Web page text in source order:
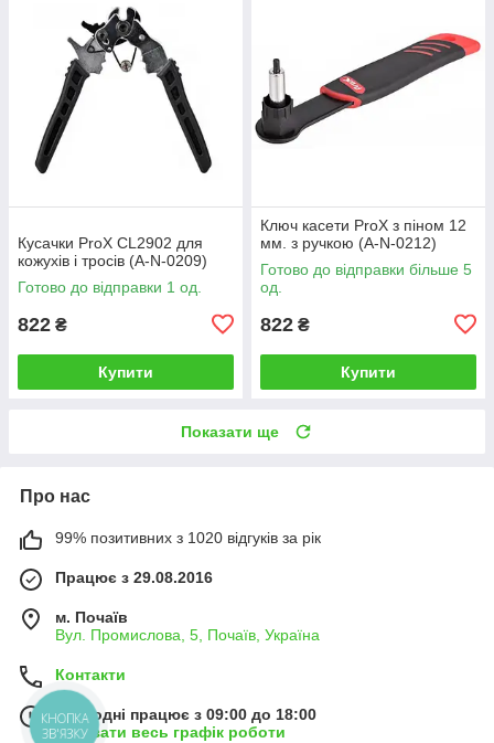
Кусачки ProX CL2902 для
кожухів і тросів (A-N-0209)
Готово до відправки 1 од.
822 ₴
Купити
Ключ касети ProX з піном 12
мм. з ручкою (A-N-0212)
Готово до відправки більше 5
од.
822 ₴
Купити
Показати ще
Про нас
99% позитивних з 1020 відгуків за рік
Працює з 29.08.2016
м. Почаїв
Вул. Промислова, 5, Почаїв, Україна
Контакти
Сьогодні працює з 09:00 до 18:00
Показати весь графік роботи
КНОПКА
ЗВ'ЯЗКУ